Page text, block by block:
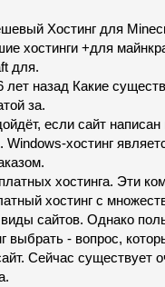
Хостинг для
хостинги +для
для.
назад Какие
за.
если сайт
хостинг
хостинга. Эти
хостинг с
сайтов. Однако
выбрать - вопрос,
Сейчас существует